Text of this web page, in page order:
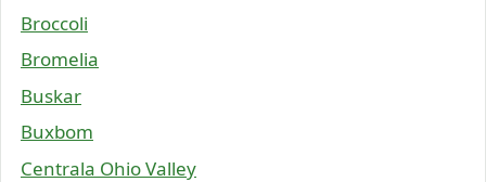
Broccoli
Bromelia
Buskar
Buxbom
Centrala Ohio Valley